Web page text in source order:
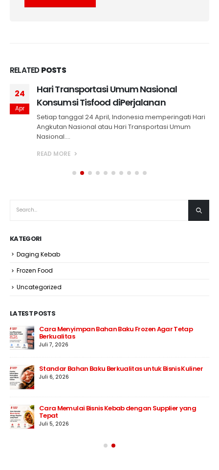
RELATEDPOSTS
24
Apr
Hari Transportasi Umum Nasional
Konsumsi Tisfood diPerjalanan
Setiap tanggal 24 April, Indonesia memperingati Hari
Angkutan Nasional atau Hari Transportasi Umum
Nasional....
READ MORE
KATEGORI
Daging Kebab
Frozen Food
Uncategorized
LATEST POSTS
Cara Menyimpan Bahan Baku Frozen Agar Tetap
Berkualitas
Juli 7, 2026
Standar Bahan Baku Berkualitas untuk Bisnis Kuliner
Juli 6, 2026
Cara Memulai Bisnis Kebab dengan Supplier yang
Tepat
Juli 5, 2026